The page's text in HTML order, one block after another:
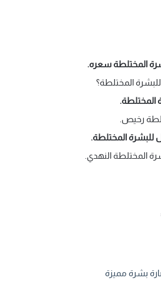
المختلطة سعره.
المختلطة؟
المختلطة.
رخيص.
للبشرة المختلطة.
المختلطة النهدي.
بشرة مميزة